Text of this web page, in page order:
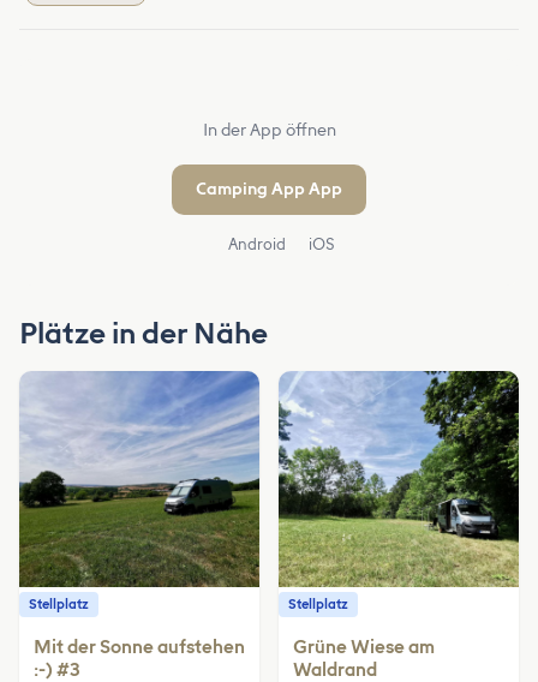
In der App öffnen
Camping App App
Android iOS
Plätze in der Nähe
Stellplatz
Mit der Sonne aufstehen
:-) #3
Stellplatz
Grüne Wiese am
Waldrand